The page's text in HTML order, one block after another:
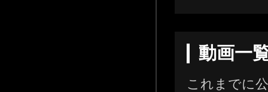
動画一
これまでに